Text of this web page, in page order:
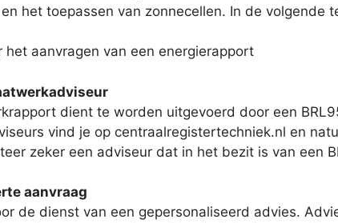
het toepassen van zonnecellen. In de
het aanvragen van een energierapport
dient te worden uitgevoerd door een
vind je op centraalregistertechniek.nl en
zeker een adviseur dat in het bezit is van een
aanvraag
de dienst van een gepersonaliseerd advies.